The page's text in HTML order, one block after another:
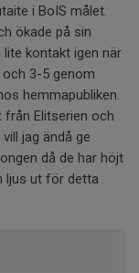
i BoIS målet.
ökade på sin
lite kontakt igen när
3-5 genom
hemmapubliken.
Elitserien och
jag ändå ge
då de har höjt
ljus ut för detta